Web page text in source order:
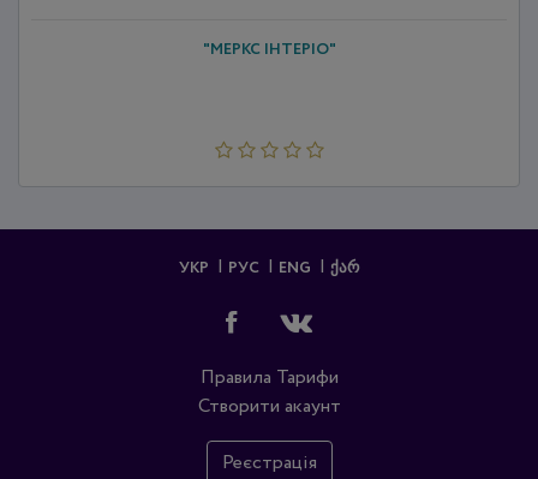
"МЕРКС ІНТЕРІО"
УКР РУС ENG ᲥᲐᲠ
Правила Тарифи
Створити акаунт
Реєстрація